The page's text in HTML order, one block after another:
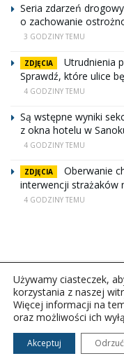
Seria zdarzeń
o zachowanie
3 GODZINY TEMU
ZDJĘCIA
Utrudnienia
Sprawdź, które ulice
4 GODZINY TEMU
Są wstępne wyniki
z okna hotelu w
4 GODZINY TEMU
ZDJĘCIA
Oberwanie
interwencji strażaków
4 GODZINY TEMU
Copyright ©
Wszelkie prawa
Używamy ciasteczek,
korzystania z naszej
Więcej informacji na
oraz możliwości ich
Akceptuj Odrzuć